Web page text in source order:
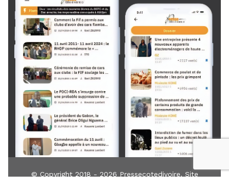
© Copyright 2018 - 2026 Pressecotedivoire. Site